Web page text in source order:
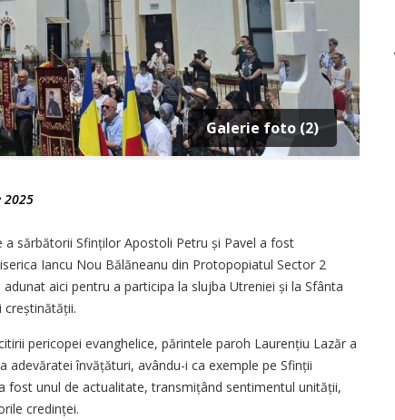
Galerie foto (2)
2025
sărbătorii Sfinților Apostoli Petru și Pavel a fost
Iancu Nou Bălăneanu din Protopopiatul Sector 2
aici pentru a participa la slujba Utreniei și la Sfânta
creștinătății.
pericopei evanghelice, părintele paroh Laurențiu Lazăr a
învățături, avându-i ca exemple pe Sfinții
unul de actualitate, transmițând sentimentul unității,
credinței.